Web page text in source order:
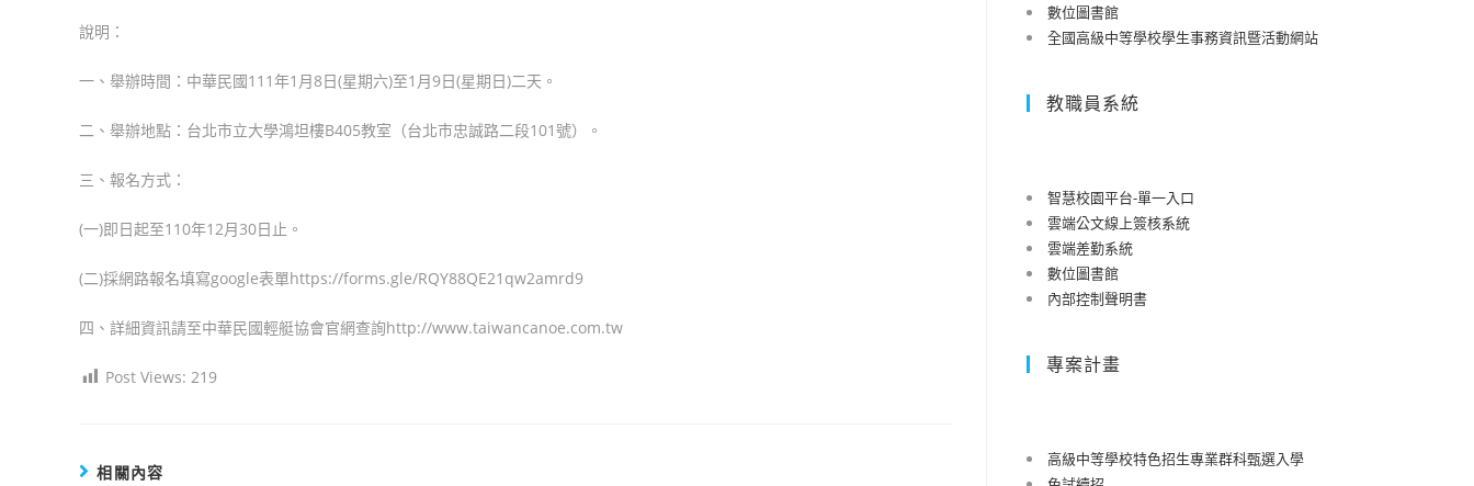
說明：
一、舉辦時間：中華民國111年1月8日(星期六)至1月9日(星期日)二天。
二、舉辦地點：台北市立大學鴻坦樓B405教室（台北市忠誠路二段101號）。
三、報名方式：
(一)即日起至110年12月30日止。
(二)採網路報名填寫google表單https://forms.gle/RQY88QE21qw2amrd9
四、詳細資訊請至中華民國輕艇協會官網查詢http://www.taiwancanoe.com.tw
Post Views: 219
相關內容
數位圖書館
全國高級中等學校學生事務資訊暨活動網站
教職員系統
智慧校園平台-單一入口
雲端公文線上簽核系統
雲端差勤系統
數位圖書館
內部控制聲明書
專案計畫
高級中等學校特色招生專業群科甄選入學